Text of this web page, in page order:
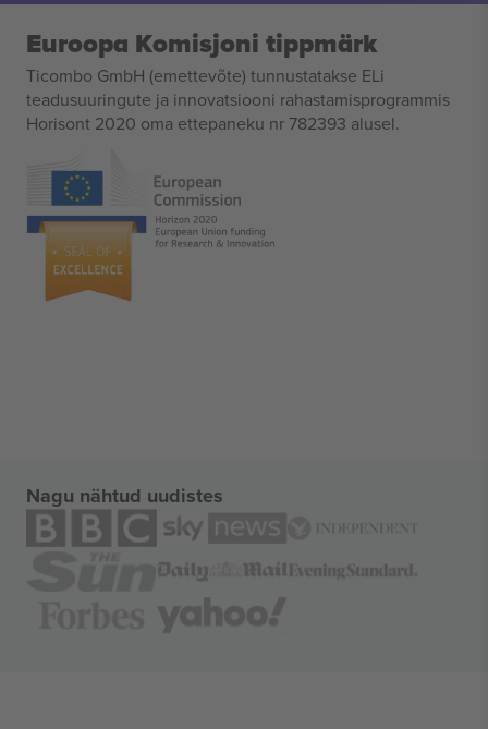
Euroopa Komisjoni tippmärk
Ticombo GmbH (emettevõte) tunnustatakse ELi
teadusuuringute ja innovatsiooni rahastamisprogrammis
Horisont 2020 oma ettepaneku nr 782393 alusel.
Nagu nähtud uudistes